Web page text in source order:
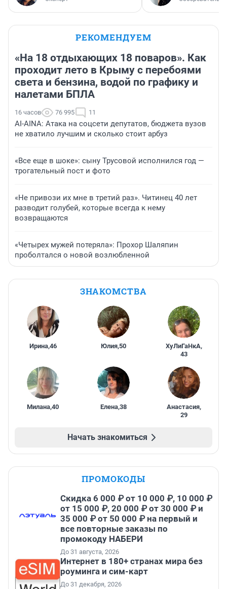
РЕКОМЕНДУЕМ
«На 18 отдыхающих 18 поваров». Как
проходит лето в Крыму с перебоями
света и бензина, водой по графику и
налетами БПЛА
16 часов 76 995 11
AI-AINA: Атака на соцсети депутатов, бюджета вузов
не хватило лучшим и сколько стоит арбуз
«Все еще в шоке»: сыну Трусовой исполнился год —
трогательный пост и фото
«Не привози их мне в третий раз». Читинец 40 лет
разводит голубей, которые всегда к нему
возвращаются
«Четырех мужей потеряла»: Прохор Шаляпин
проболтался о новой возлюбленной
ЗНАКОМСТВА
Ирина,46 Юлия,50 ХуЛиГаНкА,
43
Милана,40 Елена,38 Анастасия,
29
Начать знакомиться
ПРОМОКОДЫ
Скидка 6 000 ₽ от 10 000 ₽, 10 000 ₽
от 15 000 ₽, 20 000 ₽ от 30 000 ₽ и
35 000 ₽ от 50 000 ₽ на первый и
все повторные заказы по
промокоду НАБЕРИ
До 31 августа, 2026
Интернет в 180+ странах мира без
роуминга и сим-карт
До 31 декабря, 2026